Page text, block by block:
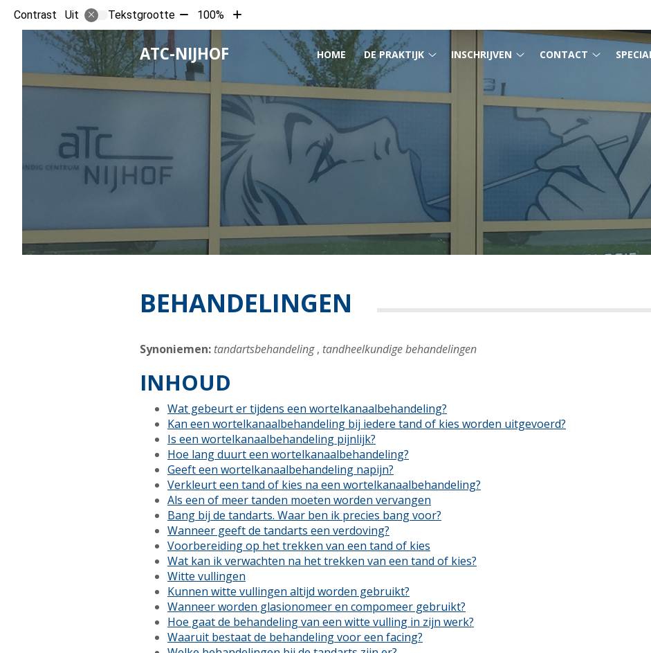
Contrast Uit Tekstgrootte Tekst
verkleinen
10%
100%
Tekst
vergroten
ATC-NIJHOF HOOFDMENU
HOME DE PRAKTIJK
submenu
INSCHRIJVEN CONTACT
BEHANDELINGEN
Synoniemen: tandartsbehandeling, tandheelkundige behandelingen
INHOUD
Wat gebeurt er tijdens een wortelkanaalbehandeling?
Kan een wortelkanaalbehandeling bij iedere tand of kies worden uitgevoerd?
Is een wortelkanaalbehandeling pijnlijk?
Hoe lang duurt een wortelkanaalbehandeling?
Geeft een wortelkanaalbehandeling napijn?
Verkleurt een tand of kies na een wortelkanaalbehandeling?
Als een of meer tanden moeten worden vervangen
Bang bij de tandarts. Waar ben ik precies bang voor?
Wanneer geeft de tandarts een verdoving?
Voorbereiding op het trekken van een tand of kies
Wat kan ik verwachten na het trekken van een tand of kies?
Witte vullingen
Kunnen witte vullingen altijd worden gebruikt?
Wanneer worden glasionomeer en compomeer gebruikt?
Hoe gaat de behandeling van een witte vulling in zijn werk?
Waaruit bestaat de behandeling voor een facing?